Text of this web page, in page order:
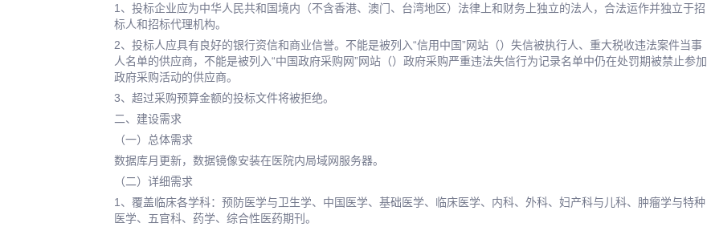
1、投标企业应为中华人民共和国境内（不含香港、澳门、台湾地区）法律上和财务上独立的法人，合法运作并独立于招
标人和招标代理机构。
2、投标人应具有良好的银行资信和商业信誉。不能是被列入“信用中国”网站（）失信被执行人、重大税收违法案件当事
人名单的供应商，不能是被列入“中国政府采购网”网站（）政府采购严重违法失信行为记录名单中仍在处罚期被禁止参加
政府采购活动的供应商。
3、超过采购预算金额的投标文件将被拒绝。
二、建设需求
（一）总体需求
数据库月更新，数据镜像安装在医院内局域网服务器。
（二）详细需求
1、覆盖临床各学科：预防医学与卫生学、中国医学、基础医学、临床医学、内科、外科、妇产科与儿科、肿瘤学与特种
医学、五官科、药学、综合性医药期刊。